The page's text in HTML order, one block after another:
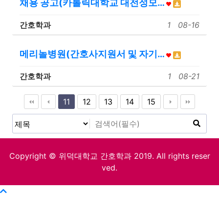
채용 공고(카톨릭대학교 대전성모…
간호학과 1 08-16
메리놀병원(간호사지원서 및 자기…
간호학과 1 08-21
11 12 13 14 15
Copyright © 위덕대학교 간호학과 2019. All rights reser
ved.